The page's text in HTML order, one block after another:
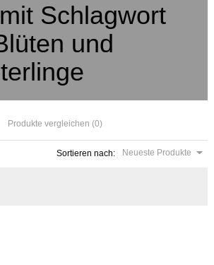
Schlagwort
und
Produkte vergleichen (0)
Sortieren nach: Neueste Produkte